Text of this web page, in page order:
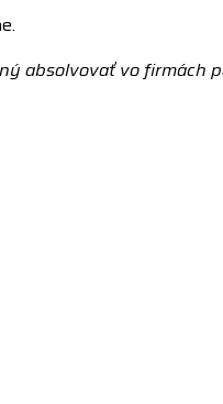
absolvovať vo firmách